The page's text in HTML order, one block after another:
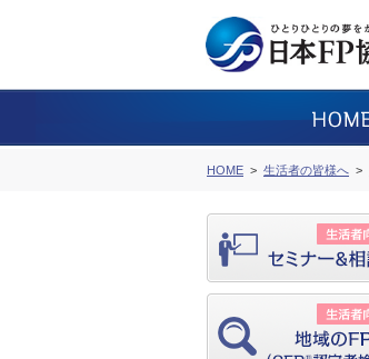
HOME 生活者の皆様へ